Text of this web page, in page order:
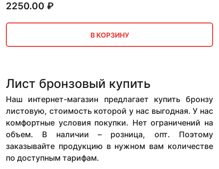
2250.00 ₽
В КОРЗИНУ
Лист бронзовый купить
Наш интернет-магазин предлагает купить бронзу
листовую, стоимость которой у нас выгодная. У нас
комфортные условия покупки. Нет ограничений на
объем. В наличии – розница, опт. Поэтому
заказывайте продукцию в нужном вам количестве
по доступным тарифам.